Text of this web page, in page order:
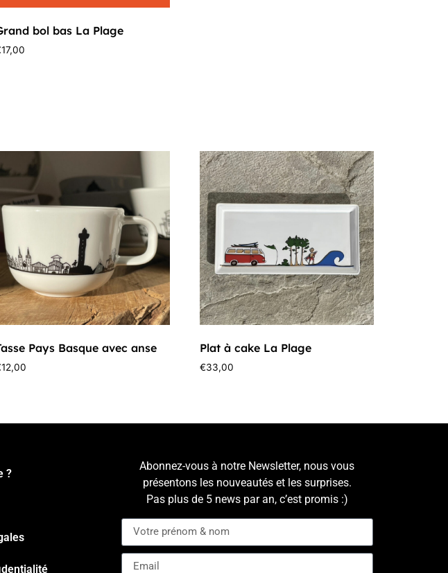
bol bas La Plage
17,00
Pays Basque avec anse
12,00
Plat à cake La Plage
€33,00
?
Abonnez-vous à notre Newsletter, nous vous
présentons les nouveautés et les surprises.
Pas plus de 5 news par an, c’est promis :)